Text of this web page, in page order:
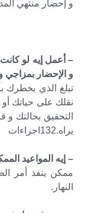
و إحضار منتهي
– أعمل إيه لو
و الإحضار
تبلغ الذي يخطرك
نقلك على حياتك أو
التحقيق بحالتك و
يراه.132اجراءات
– إيه المواعيد
ممكن ينفذ أمر
النهار.